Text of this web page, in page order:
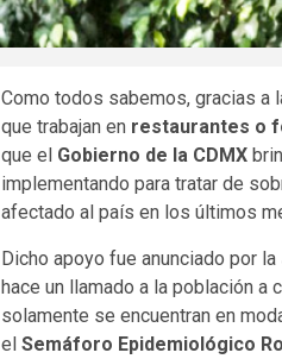
Como todos sabemos, gracias a
que trabajan en restaurantes o
que el Gobierno de la CDMX
implementando para tratar de
afectado al país en los últimos
Dicho apoyo fue anunciado por la
hace un llamado a la población a
solamente se encuentran en
el Semáforo Epidemiológico